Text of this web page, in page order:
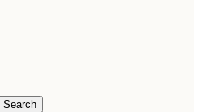
Search